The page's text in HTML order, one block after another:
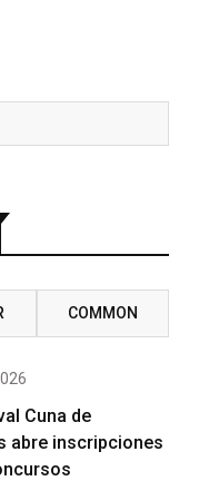
COMMON
Cuna de
abre inscripciones